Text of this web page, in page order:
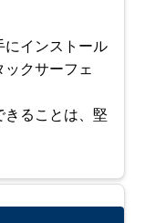
にインストール
クサーフェ
きることは、堅